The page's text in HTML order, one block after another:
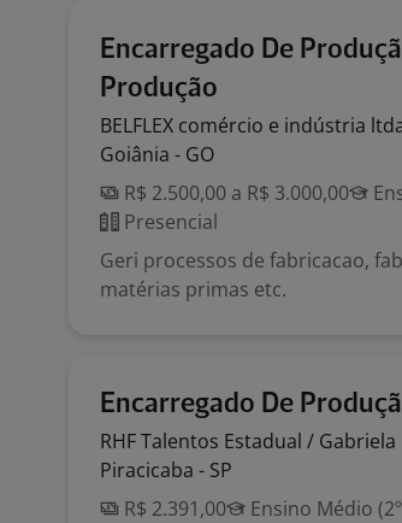
Encarregado De
Produção
BELFLEX comércio e indústria
Goiânia - GO
R$ 2.500,00 a R$ 3.000,00
Presencial
Geri processos de fabricacao,
matérias primas etc.
Encarregado De
RHF Talentos Estadual / Gabriela
Piracicaba - SP
R$ 2.391,00
Ensino Médio